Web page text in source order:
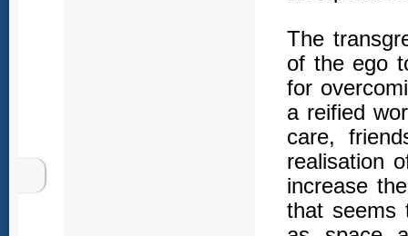
The
of the ego
for
a reified
care,
realisation
increase
that seems